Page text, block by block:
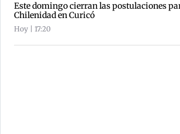
Este domingo cierran las postulaciones
Chilenidad en Curicó
Hoy | 17:20